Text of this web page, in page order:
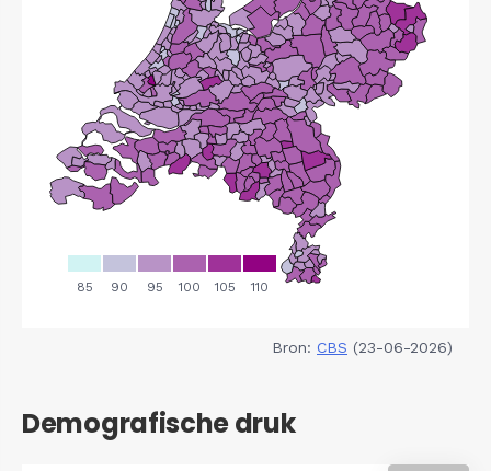
Bron: CBS (23-06-2026)
Demografische druk